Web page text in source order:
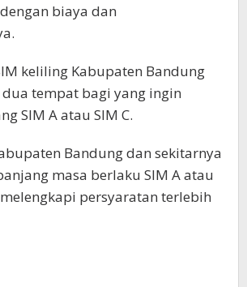
biaya dan
keliling Kabupaten Bandung
tempat bagi yang ingin
SIM A atau SIM C.
Bandung dan sekitarnya
masa berlaku SIM A atau
melengkapi persyaratan terlebih